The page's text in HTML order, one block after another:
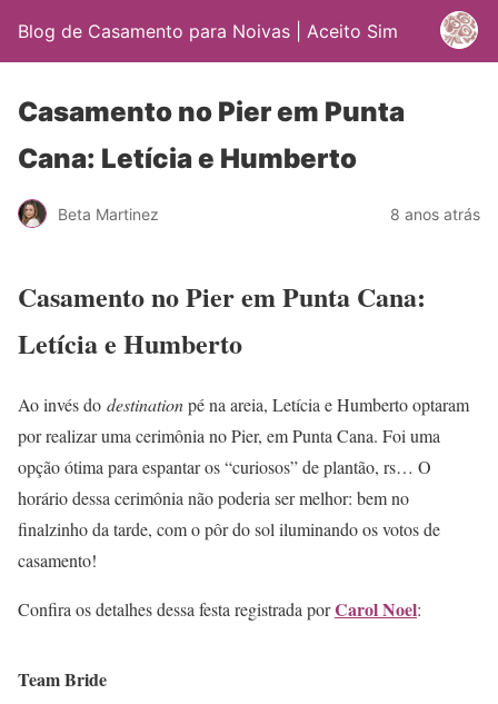
Blog de Casamento para Noivas | Aceito Sim
Casamento no Pier em Punta
Cana: Letícia e Humberto
Beta Martinez 8 anos atrás
Casamento no Pier em Punta Cana:
Letícia e Humberto
Ao invés do destinationpé na areia, Letícia e Humberto optaram
por realizar uma cerimônia no Pier, em Punta Cana. Foi uma
opção ótima para espantar os “curiosos” de plantão, rs… O
horário dessa cerimônia não poderia ser melhor: bem no
finalzinho da tarde, com o pôr do sol iluminando os votos de
casamento!
Confira os detalhes dessa festa registrada porCarol Noel:
Team Bride